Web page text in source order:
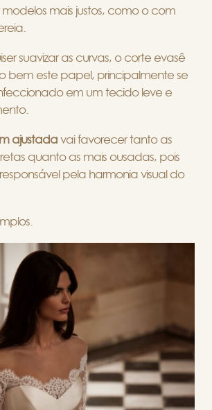
mais justos, como o com
suavizar as curvas, o corte evasê
bem este papel, principalmente se
em um tecido leve e
ajustada vai favorecer tanto as
quanto as mais ousadas, pois
pela harmonia visual do